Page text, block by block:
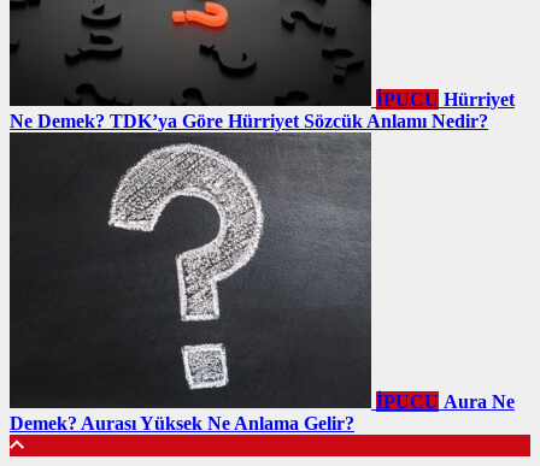
İPUCU Hürriyet
Ne Demek? TDK’ya Göre Hürriyet Sözcük Anlamı Nedir?
İPUCU Aura Ne
Demek? Aurası Yüksek Ne Anlama Gelir?